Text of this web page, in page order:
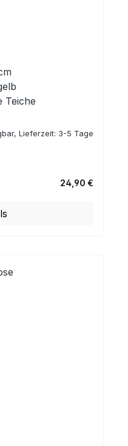
Teiche
Lieferzeit: 3-5 Tage
24,90 €